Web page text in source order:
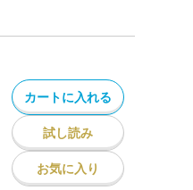
カートに入れる
試し読み
お気に入り